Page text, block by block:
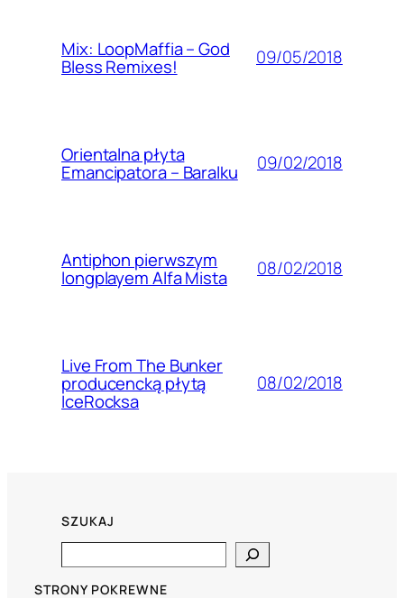
Mix: LoopMaffia – God
Bless Remixes! 09/05/2018
Orientalna płyta
Emancipatora – Baralku 09/02/2018
Antiphon pierwszym
longplayem Alfa Mista 08/02/2018
Live From The Bunker
producencką płytą
IceRocksa
08/02/2018
SZUKAJ
STRONY POKREWNE